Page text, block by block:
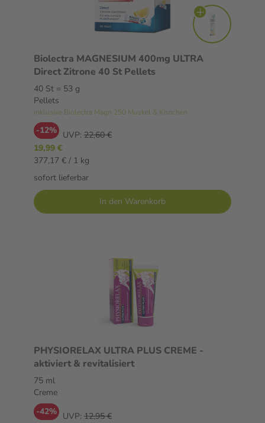
Biolectra MAGNESIUM 400mg ULTRA
Direct Zitrone 40 St Pellets
40 St = 53 g
Pellets
inklusive Biolectra Magn 250 Muskel & Knochen
-12% UVP: 22,60 €
19,99 €
377,17 € / 1 kg
sofort lieferbar
In den Warenkorb
PHYSIORELAX ULTRA PLUS CREME -
aktiviert & revitalisiert
75 ml
Creme
-42% UVP: 12,95 €